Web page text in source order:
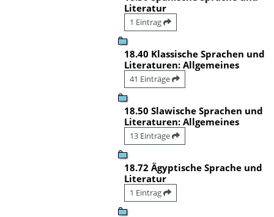
Literatur
1 Eintrag
18.40 Klassische Sprachen und
Literaturen: Allgemeines
41 Einträge
18.50 Slawische Sprachen und
Literaturen: Allgemeines
13 Einträge
18.72 Ägyptische Sprache und
Literatur
1 Eintrag